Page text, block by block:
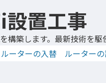
置工事
築します。最新技術を
ルーターの入替 ルーター